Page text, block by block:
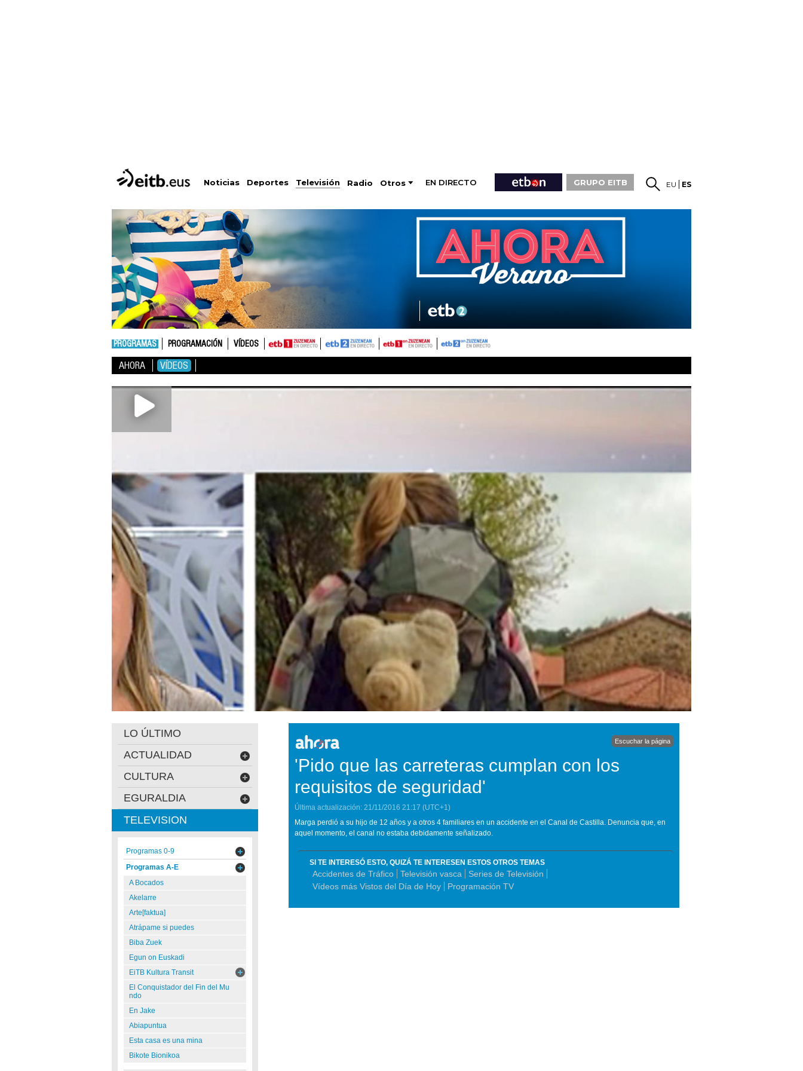
Noticias Deportes Televisión Radio Otros EN DIRECTO GRUPO EITB EU ES
PROGRAMAS PROGRAMACIÓN VÍDEOS
AHORA VÍDEOS
Escuchar la página
'Pido que las carreteras cumplan con los
requisitos de seguridad'
Última actualización: 21/11/2016 21:17 (UTC+1)
Marga perdió a su hijo de 12 años y a otros 4 familiares en un accidente en el Canal de Castilla. Denuncia que, en
aquel momento, el canal no estaba debidamente señalizado.
SI TE INTERESÓ ESTO, QUIZÁ TE INTERESEN ESTOS OTROS TEMAS
Accidentes de Tráfico Televisión vasca
Series de Televisión
Vídeos más Vistos del Día de Hoy
Programación TV
LO ÚLTIMO
ACTUALIDAD
CULTURA
EGURALDIA
TELEVISION
Programas 0-9
Programas A-E
A Bocados
Akelarre
Arte[faktua]
Atrápame si puedes
Biba Zuek
Egun on Euskadi
EiTB Kultura Transit
El Conquistador del Fin del Mu
ndo
En Jake
Abiapuntua
Esta casa es una mina
Bikote Bionikoa